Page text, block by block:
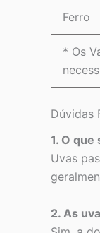
Ferro
* Os
Dúvidas
1. O
Uvas
2. As